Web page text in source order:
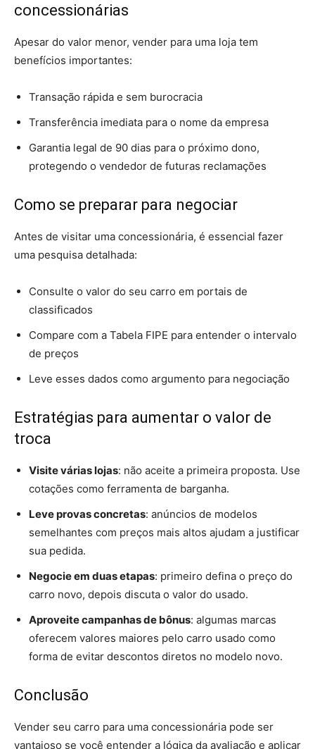
concessionárias
Apesar do valor menor, vender para uma loja tem
benefícios importantes:
Transação rápida e sem burocracia
Transferência imediata para o nome da empresa
Garantia legal de 90 dias para o próximo dono,
protegendo o vendedor de futuras reclamações
Como se preparar para negociar
Antes de visitar uma concessionária, é essencial fazer
uma pesquisa detalhada:
Consulte o valor do seu carro em portais de
classificados
Compare com a Tabela FIPE para entender o intervalo
de preços
Leve esses dados como argumento para negociação
Estratégias para aumentar o valor de
troca
Visite várias lojas: não aceite a primeira proposta. Use
cotações como ferramenta de barganha.
Leve provas concretas: anúncios de modelos
semelhantes com preços mais altos ajudam a justificar
sua pedida.
Negocie em duas etapas: primeiro defina o preço do
carro novo, depois discuta o valor do usado.
Aproveite campanhas de bônus: algumas marcas
oferecem valores maiores pelo carro usado como
forma de evitar descontos diretos no modelo novo.
Conclusão
Vender seu carro para uma concessionária pode ser
vantajoso se você entender a lógica da avaliação e aplicar